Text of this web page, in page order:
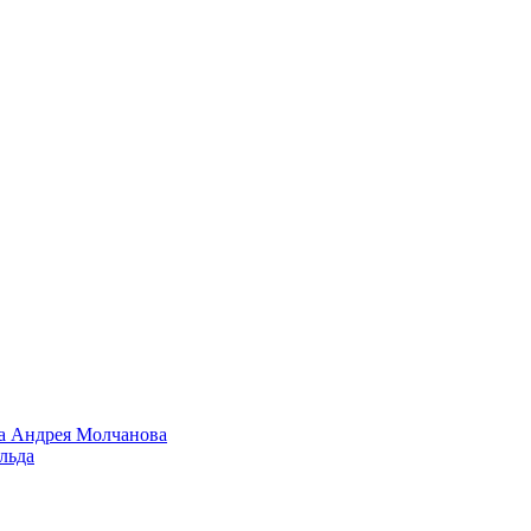
Андрея Молчанова